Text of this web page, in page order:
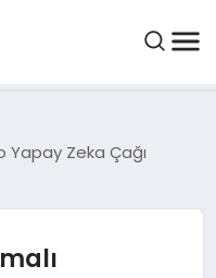
Yapay Zeka Çağı